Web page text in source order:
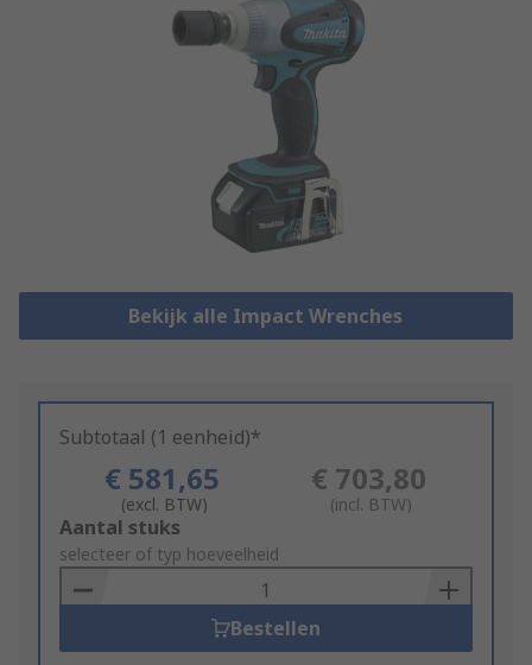
Bekijk alle Impact Wrenches
Subtotaal (1 eenheid)*
€ 581,65
(excl. BTW)
€ 703,80
(incl. BTW)
Add
to
Basket
Aantal stuks
selecteer of typ hoeveelheid
Bestellen